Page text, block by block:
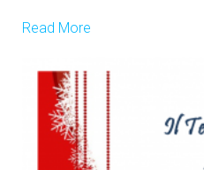
Read More